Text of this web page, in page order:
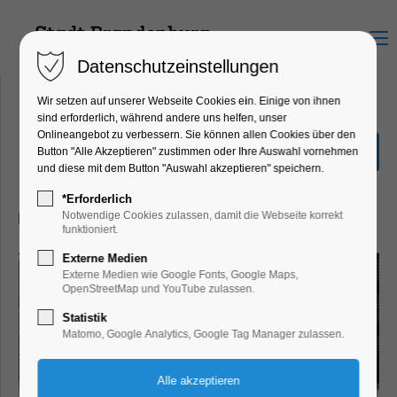
Menu
Entdecker-Tour
Führung
08.09.2024, 10:30–11:30
Datenschutzeinstellungen
Wir setzen auf unserer Webseite Cookies ein. Einige von ihnen
sind erforderlich, während andere uns helfen, unser
Onlineangebot zu verbessern. Sie können allen Cookies über den
Button "Alle Akzeptieren" zustimmen oder Ihre Auswahl vornehmen
und diese mit dem Button "Auswahl akzeptieren" speichern.
*Erforderlich
Notwendige Cookies zulassen, damit die Webseite korrekt
funktioniert.
Externe Medien
Externe Medien wie Google Fonts, Google Maps,
OpenStreetMap und YouTube zulassen.
Statistik
Matomo, Google Analytics, Google Tag Manager zulassen.